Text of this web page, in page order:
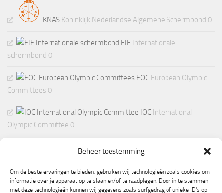
Beheer toestemming
Om de beste ervaringen te bieden, gebruiken wij technologieën zoals cookies om
informatie over je apparaat op te slaan en/of te raadplegen. Door in te stemmen
met deze technologieën kunnen wij gegevens zoals surfgedrag of unieke ID's op
KNAS Koninklijk Nederlandse Algemene Schermbond 0
FIE Internationale
schermbond 0
EOC European Olympic
Committees 0
IOC International
Olympic Committee 0